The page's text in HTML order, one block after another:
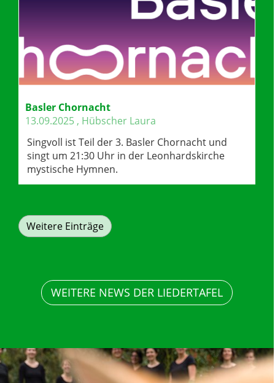
Basler Chornacht
13.09.2025 , Hübscher Laura
Singvoll ist Teil der 3. Basler Chornacht und
singt um 21:30 Uhr in der Leonhardskirche
mystische Hymnen.
Weitere Einträge
WEITERE NEWS DER LIEDERTAFEL